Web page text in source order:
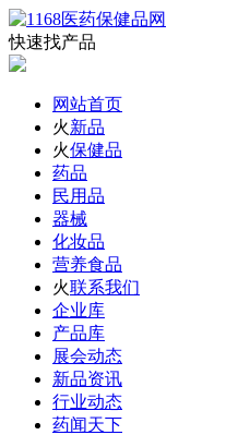
快速找产品
网站首页
火新品
火保健品
药品
民用品
器械
化妆品
营养食品
火联系我们
企业库
产品库
展会动态
新品资讯
行业动态
药闻天下